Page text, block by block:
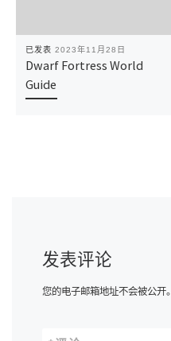
已发表 2023年11月28日
Dwarf Fortress World
Guide
发表评论
您的电子邮箱地址不会被公开。